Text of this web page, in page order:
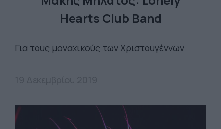
Hearts Club Band
Για τους μοναχικούς των Χριστουγέννων